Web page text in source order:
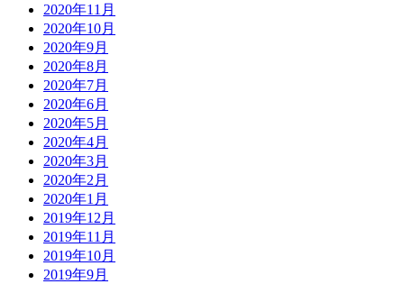
2020年11月
2020年10月
2020年9月
2020年8月
2020年7月
2020年6月
2020年5月
2020年4月
2020年3月
2020年2月
2020年1月
2019年12月
2019年11月
2019年10月
2019年9月